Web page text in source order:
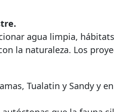
agua limpia,
la naturaleza. Los
Tualatin y Sandy y